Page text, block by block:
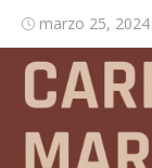
Posted
on
marzo 25, 2024